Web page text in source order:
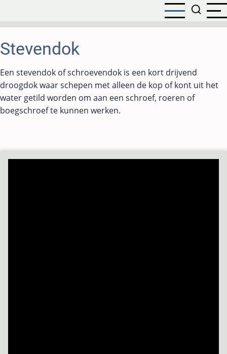
de
inhoud
gaan
Stevendok
Een stevendok of schroevendok is een kort drijvend
droogdok waar schepen met alleen de kop of kont uit het
water getild worden om aan een schroef, roeren of
boegschroef te kunnen werken.